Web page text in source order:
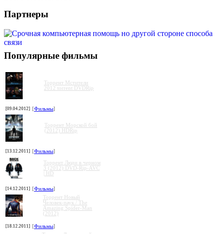
Партнеры
Популярные фильмы
Торрент Мстители
2012 torrent DVDRip
[09.04.2012] [Фильмы]
Торрент Морской бой
(2012) HDRip
[13.12.2011] [Фильмы]
Торрент Люди в черном
3 (2012) DVD-Rip-AVC
| HD
[14.12.2011] [Фильмы]
Торрент Новый
Человек-паук / The
Amazing Spider-Man
(2012)
[18.12.2011] [Фильмы]